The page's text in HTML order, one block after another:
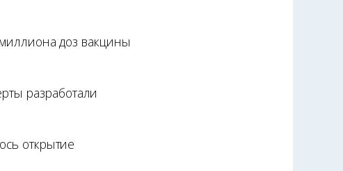
доз вакцины
разработали
открытие